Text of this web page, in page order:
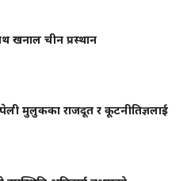
खनाल चीन प्रस्थान
मुलुकका राजदूत र कूटनीतिज्ञलाई